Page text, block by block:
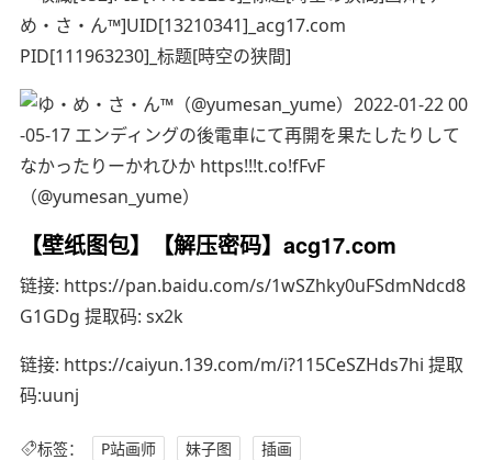
PID[111963230]_标题[時空の狭間]
（@yumesan_yume）
【壁纸图包】【解压密码】acg17.com
链接: https://pan.baidu.com/s/1wSZhky0uFSdmNdcd8
G1GDg 提取码: sx2k
链接: https://caiyun.139.com/m/i?115CeSZHds7hi 提取
码:uunj
标签： P站画师 妹子图 插画